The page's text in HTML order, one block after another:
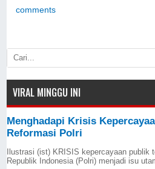
comments
VIRAL MINGGU INI
Menghadapi Krisis
Reformasi Polri
Ilustrasi (ist) KRISIS kepercayaan publik
Republik Indonesia (Polri) menjadi isu